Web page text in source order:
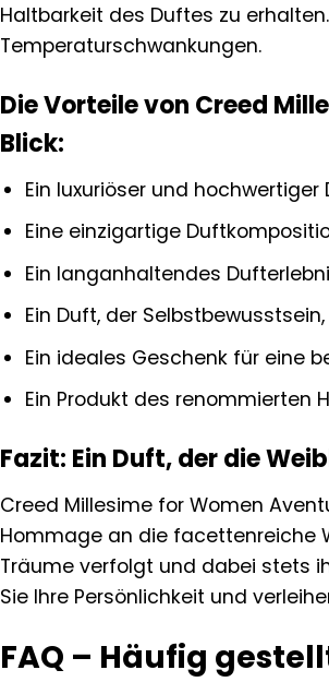
Haltbarkeit des Duftes zu
Temperaturschwankungen.
Die Vorteile von Creed
Blick:
Ein luxuriöser und
Eine einzigartige
Ein langanhaltendes
Ein Duft, der
Ein ideales Geschenk für eine
Ein Produkt des renommierten
Fazit: Ein Duft, der die
Creed Millesime for Women
Hommage an die facettenreiche
Träume verfolgt und dabei stets
Sie Ihre Persönlichkeit und
FAQ – Häufig